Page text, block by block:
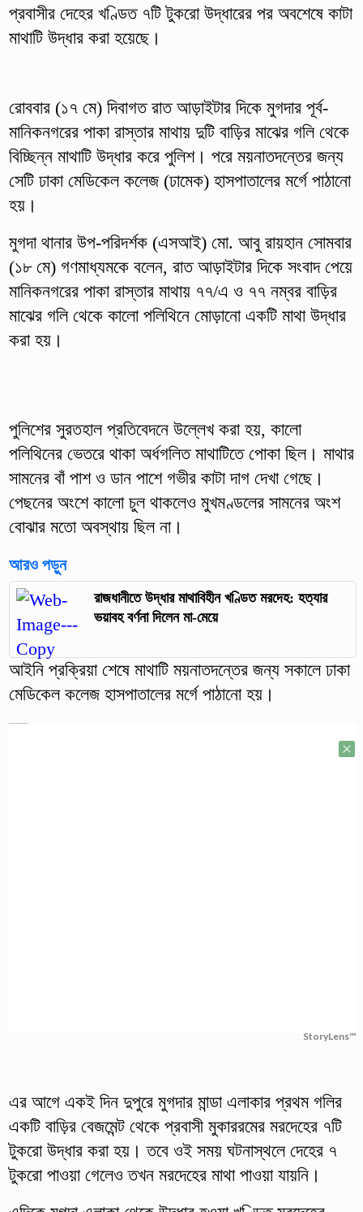
প্রবাসীর দেহের খণ্ডিত ৭টি টুকরাে উদ্ধারের পর অবশেষে কাটা
মাথাটি উদ্ধার করা হয়েছে।
রোববার (১৭ মে) দিবাগত রাত আড়াইটার দিকে মুগদার পূর্ব-
মানিকনগরের পাকা রাস্তার মাথায় দুটি বাড়ির মাঝের গলি থেকে
বিচ্ছিন্ন মাথাটি উদ্ধার করে পুলিশ। পরে ময়নাতদন্তের জন্য
সেটি ঢাকা মেডিকেল কলেজ (ঢামেক) হাসপাতালের মর্গে পাঠানো
হয়।
মুগদা থানার উপ-পরিদর্শক (এসআই) মো. আবু রায়হান সোমবার
(১৮ মে) গণমাধ্যমকে বলেন, রাত আড়াইটার দিকে সংবাদ পেয়ে
মানিকনগরের পাকা রাস্তার মাথায় ৭৭/এ ও ৭৭ নম্বর বাড়ির
মাঝের গলি থেকে কালো পলিথিনে মোড়ানো একটি মাথা উদ্ধার
করা হয়।
পুলিশের সুরতহাল প্রতিবেদনে উল্লেখ করা হয়, কালো
পলিথিনের ভেতরে থাকা অর্ধগলিত মাথাটিতে পোকা ছিল। মাথার
সামনের বাঁ পাশ ও ডান পাশে গভীর কাটা দাগ দেখা গেছে।
পেছনের অংশে কালো চুল থাকলেও মুখমণ্ডলের সামনের অংশ
বোঝার মতো অবস্থায় ছিল না।
আরও পড়ুন
রাজধানীতে উদ্ধার মাথাবিহীন খণ্ডিত মরদেহ: হত্যার
ভয়াবহ বর্ণনা দিলেন মা-মেয়ে
আইনি প্রক্রিয়া শেষে মাথাটি ময়নাতদন্তের জন্য সকালে ঢাকা
মেডিকেল কলেজ হাসপাতালের মর্গে পাঠানো হয়।
StoryLens™
এর আগে একই দিন দুপুরে মুগদার মান্ডা এলাকার প্রথম গলির
একটি বাড়ির বেজমেন্ট থেকে প্রবাসী মুকাররমের মরদেহের ৭টি
টুকরো উদ্ধার করা হয়। তবে ওই সময় ঘটনাস্থলে দেহের ৭
টুকরো পাওয়া গেলেও তখন মরদেহের মাথা পাওয়া যায়নি।